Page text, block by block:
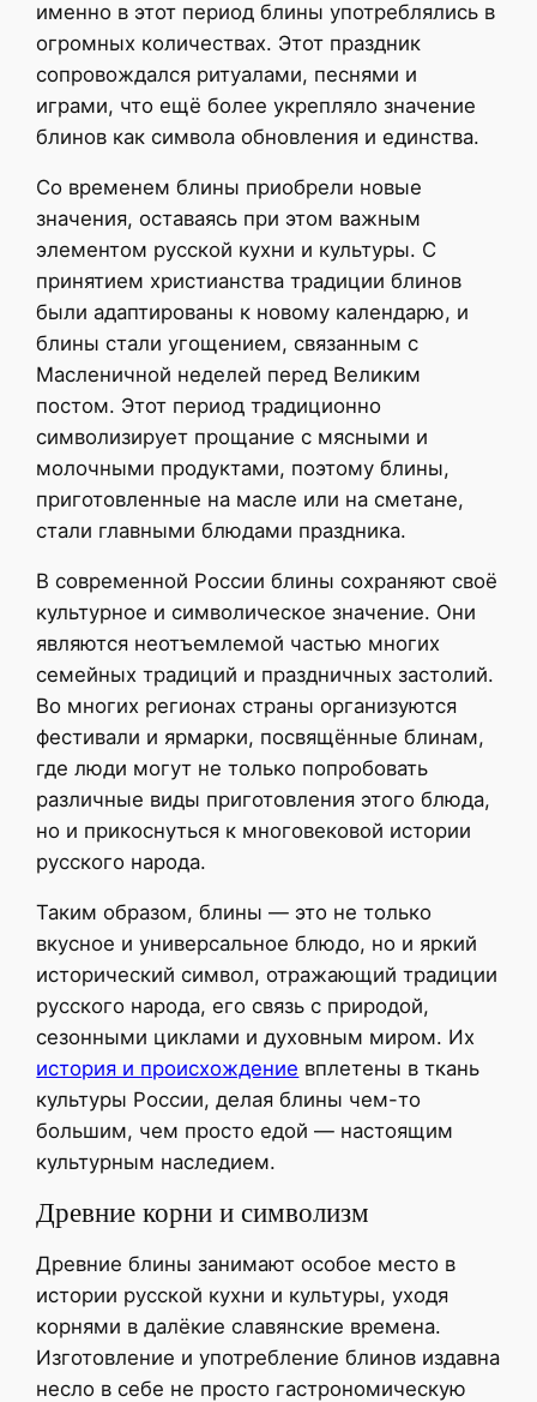
именно в этот период блины употреблялись в
огромных количествах. Этот праздник
сопровождался ритуалами, песнями и
играми, что ещё более укрепляло значение
блинов как символа обновления и единства.
Со временем блины приобрели новые
значения, оставаясь при этом важным
элементом русской кухни и культуры. С
принятием христианства традиции блинов
были адаптированы к новому календарю, и
блины стали угощением, связанным с
Масленичной неделей перед Великим
постом. Этот период традиционно
символизирует прощание с мясными и
молочными продуктами, поэтому блины,
приготовленные на масле или на сметане,
стали главными блюдами праздника.
В современной России блины сохраняют своё
культурное и символическое значение. Они
являются неотъемлемой частью многих
семейных традиций и праздничных застолий.
Во многих регионах страны организуются
фестивали и ярмарки, посвящённые блинам,
где люди могут не только попробовать
различные виды приготовления этого блюда,
но и прикоснуться к многовековой истории
русского народа.
Таким образом, блины — это не только
вкусное и универсальное блюдо, но и яркий
исторический символ, отражающий традиции
русского народа, его связь с природой,
сезонными циклами и духовным миром. Их
история и происхождение вплетены в ткань
культуры России, делая блины чем-то
большим, чем просто едой — настоящим
культурным наследием.
Древние корни и символизм
Древние блины занимают особое место в
истории русской кухни и культуры, уходя
корнями в далёкие славянские времена.
Изготовление и употребление блинов издавна
несло в себе не просто гастрономическую